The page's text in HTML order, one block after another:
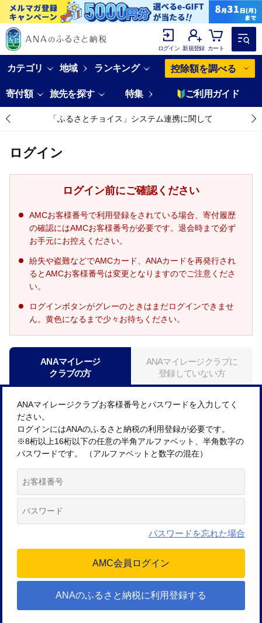
ログイン 新規登録 カート
カテゴリ 地域 ランキング 控除額を調べる
寄付額 旅先を探す 特集 ご利用ガイド
「ふるさとチョイス」システム連携に関して
ログイン
ログイン前にご確認ください
AMCお客様番号で利用登録をされている場合、寄付履歴
の確認にはAMCお客様番号が必要です。退会時まで必ず
お手元にお控えください。
紛失や盗難などでAMCカード、ANAカードを再発行され
るとAMCお客様番号は変更となりますのでご注意くださ
い。
ログインボタンがグレーのときはまだログインできませ
ん。黄色になるまで少々お待ちください。
ANAマイレージ
クラブの方
ANAマイレージクラブに
登録していない方
ANAマイレージクラブお客様番号とパスワードを入力してく
ださい。
ログインにはANAのふるさと納税の利用登録が必要です。
※8桁以上16桁以下の任意の半角アルファベット、半角数字の
パスワードです。 （アルファベットと数字の混在）
パスワードを忘れた場合
ANAのふるさと納税に利用登録する